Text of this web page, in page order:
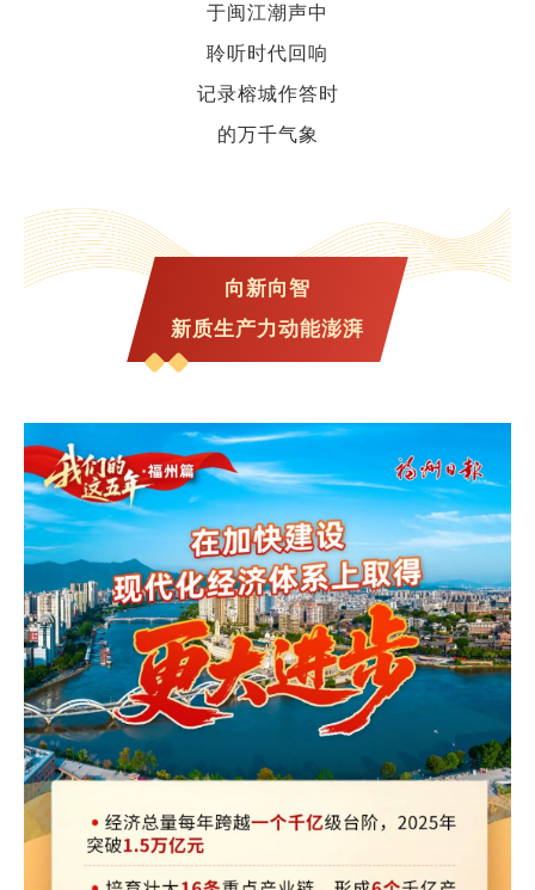
于闽江潮声中
聆听时代回响
记录榕城作答时
的万千气象
向新向智
新质生产力动能澎湃